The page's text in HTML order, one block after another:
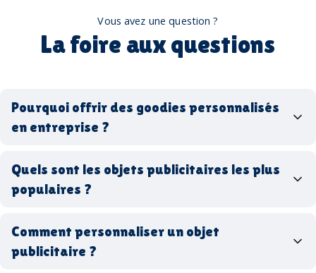
Vous avez une question ?
La foire aux questions
Pourquoi offrir des goodies personnalisés
en entreprise ?
Quels sont les objets publicitaires les plus
populaires ?
stylos personnalisés
tote bags publicitaires
gourdes réutilisables
Comment personnaliser un objet
publicitaire ?